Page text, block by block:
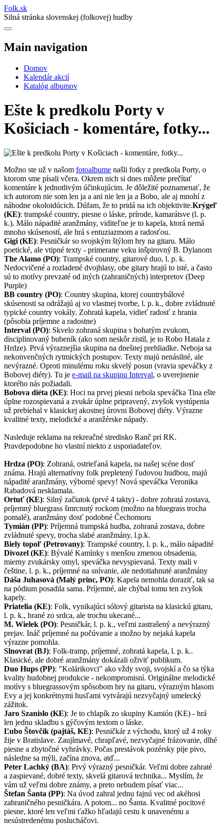
Folk.sk
Silná stránka slovenskej (folkovej) hudby
Main navigation
Domov
Kalendár akcií
Katalóg albumov
Ešte k predkolu Porty v
Košiciach - komentáre, fotky...
Možno ste už v našom fotoalbume našli fotky z predkola Porty, o
ktorom sme písali včera. Okrem nich si dnes môžete prečítať
komentáre k jednotlivým účinkujúcim. Je dôležité poznamenať, že
ich autorom nie som len ja a ani nie len ja a Bobo, ale aj mnohí z
náhodne okoloidúcich. Dúfam, že to pridá na ich objektivite.Krýgeľ
(KE): trampské country, piesne o láske, prírode, kamarátsve (l. p.
k.). Málo nápadité aranžmány, viditeľne je to kapela, ktorá nemá
mnoho skúseností, ale hrá s entuziazmom a radosťou.
Gigi (KE): Pesničkár so svojským štýlom hry na gitaru. Málo
poetické, ale vtipné texty - primerane veku inšpirovný B. Dylanom
The Alamo (PO): Trampské country, gitarové duo, l. p. k.
Nedocvičené a rozladené dvojhlasy, obe gitary hrajú to isté, a často
sú to motívy prevzaté od iných (zahraničných) interpretov (Deep
Purple)
BB country (PO): Country skupina, ktorej countrybálové
skúsenosti sa odrážajú aj vo vlastnej tvorbe, l. p. k., dobre zvládnuté
typické country vokály. Zohratá kapela, vidieť radosť z hrania
(pôsobia príjemne a radostne)
Interval (PO): Skvelo zohraná skupina s bohatým zvukom,
disciplinovaný bubeník (ako som neskôr zistil, je to Robo Hatala z
Hrdze). Prvá výraznejšia skupina na dnešnej prehliadke. Neboja sa
nekonvenčných rytmických postupov. Texty majú nenásilné, ale
nevýrazné. Oproti minulému roku skvelý posun (vravia speváčky z
Bobovej diéty). Tu je e-mail na skupinu Interval, o uverejnenie
ktorého nás požiadali.
Bobova diéta (KE): Hoci na prvej piesni nebola speváčka Tina ešte
úplne rozospievaná a zvukár úplne pripravený, zvyšok vystúpenia
už prebiehal v klasickej akostnej úrovni Bobovej diéty. Výrazne
kvalitné texty, melodické a aranžérske nápady.
Nasleduje reklama na rekreačné stredisko Ranč pri RK.
Pravdepodobne ho vlastní niekto z usporiadateľov.
Hrdza (PO): Zohraná, ostrieľaná kapela, na našej scéne dosť
známa. Hrajú alternatívny folk prepletený ľudovou hudbou, majú
nápadité aranžmány, výborné spevy! Nová speváčka Veronika
Rabadová nesklamala.
Ortuť (KE): Silný začiatok (prvé 4 takty) - dobre zohratá zostava,
príjemný bluegrass šmrcnutý rockom (možno na bluegrass trocha
pomalé), aranžmány dosť podobné Čechomoru
Tymián (PP): Príjemná trampská hudba, zohraná zostava, dobre
zvládnuté spevy, trocha slabé aranžmány, l.p.k.
Biely topoľ (Petrovany): Trampské country, l. p. k., málo nápadité
Divozel (KE): Bývalé Kamínky s menšou zmenou obsadenia,
mierny zvukársky omyl, speváčka nevyspievaná. Texty mali v
češtine, l. p. k., príjemné na snívanie, ale nedotiahnuté aranžmány
Dáša Juhasová (Malý princ, PO): Kapela nemohla doraziť, tak sa
na pódium posadila sama. Príjemné, ale chýbal tomu ten zvyšok
kapely.
Priatelia (KE): Folk, vynikajúci sólový gitarista na klasickú gitaru,
l. p. k., hrané zo srdca, ale trochu ukecané...
M. Wielek (PO): Pesničkár, l. p. k., veľmi zastrašený a nevýrazný
prejav. Ináč príjemné na počúvanie a možno by nejaká kapela
výrazne pomohla.
Slnovrat (BJ): Folk-tramp, príjemné, zohratá kapela, l. p. k..
Klasické, ale dobré aranžmány dokázali oživiť publikum.
Duo Hups (PP): "Kolárikovci" ako vždy svoji, svojskí a čo sa týka
kvality hudobnej produkcie - nekompromisní. Originálne melodické
motívy s bluegrassovým spôsobom hry na gitaru, výrazným hlasom
Evy a jej konkrétnymi husľami vytvárajú nezvyčajný umelecký
zážitok.
Jaro Szanislo (KE): Je to chlapík zo skupiny Kamión (KE) - hrá
len jednu skladbu s gýčovým textom o láske.
Ľubo Štovčík (pajtáš, KE): Pesničkár z východu, ktorý už 4 roky
žije v Bratislave. Zaujímavé, chrapľavé, nezvyčajné frázovanie, dlhé
piesne a zbytočné vyhrávky. Počas prestávok pozérsky pije pivo,
následne sa mýli, začína znova, atď...
Peter Lachký (BA): Prvý výrazný pesničkár. Veľmi dobre zahraté
a zaspievané, dobré texty, skvelá gitarová technika... Myslím, že
vám už veľmi dobre známy, a preto nebudem písať viac...
Štefan Šanta (PP): Na úvod zahral jednu fajnú vec od akéhosi
zahraničného pesničkára. A potom... no Šanta. Kvalitné pocitové
piesne, ktoré len veľmi ťažko hľadajú cestu k unavenému a
nesústredenému poslucháčovi.